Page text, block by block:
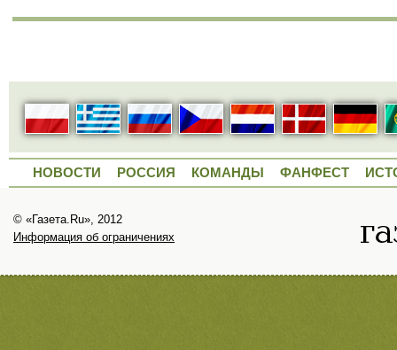
НОВОСТИ РОССИЯ КОМАНДЫ ФАНФЕСТ
© «Газета.Ru», 2012
Информация об ограничениях